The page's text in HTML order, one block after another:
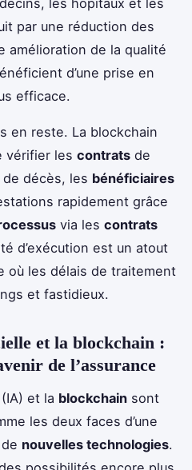
les hôpitaux et les
par une réduction des
amélioration de la qualité
d’une prise en
efficace.
en reste. La blockchain
vérifier les contrats de
décès, les bénéficiaires
rapidement grâce
via les contrats
d’exécution est un atout
où les délais de traitement
et fastidieux.
et la blockchain :
de l’assurance
(IA) et la blockchain sont
les deux faces d’une
nouvelles technologies.